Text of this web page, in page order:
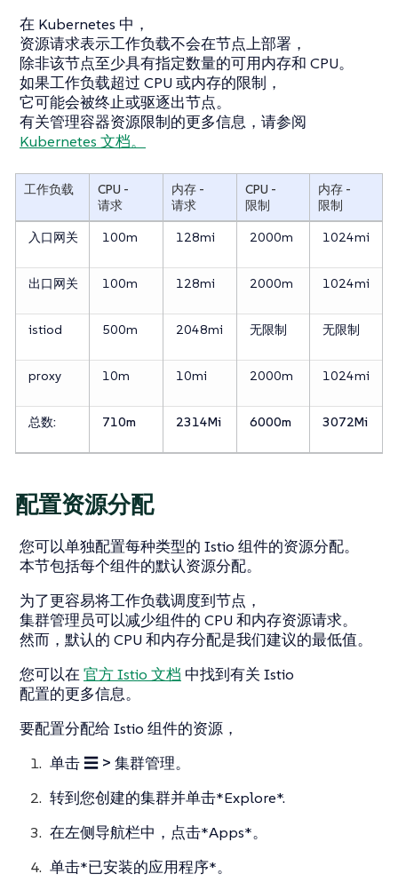
在 Kubernetes 中，
资源请求表示工作负载不会在节点上部署，
除非该节点至少具有指定数量的可用内存和 CPU。
如果工作负载超过 CPU 或内存的限制，
它可能会被终止或驱逐出节点。
有关管理容器资源限制的更多信息，请参阅
Kubernetes 文档。
工作负载
CPU -
请求
内存 -
请求
CPU -
限制
内存 -
限制
入口网关
100m 128mi 2000m 1024mi
出口网关 100m 128mi 2000m 1024mi
istiod 500m 2048mi 无限制 无限制
proxy 10m 10mi 2000m 1024mi
总数: 710m 2314Mi 6000m 3072Mi
配置资源分配
您可以单独配置每种类型的 Istio 组件的资源分配。
本节包括每个组件的默认资源分配。
为了更容易将工作负载调度到节点，
集群管理员可以减少组件的 CPU 和内存资源请求。
然而，默认的 CPU 和内存分配是我们建议的最低值。
您可以在 官方 Istio 文档 中找到有关 Istio
配置的更多信息。
要配置分配给 Istio 组件的资源，
单击 ☰ > 集群管理。
转到您创建的集群并单击*Explore*.
在左侧导航栏中，点击*Apps*。
单击*已安装的应用程序*。